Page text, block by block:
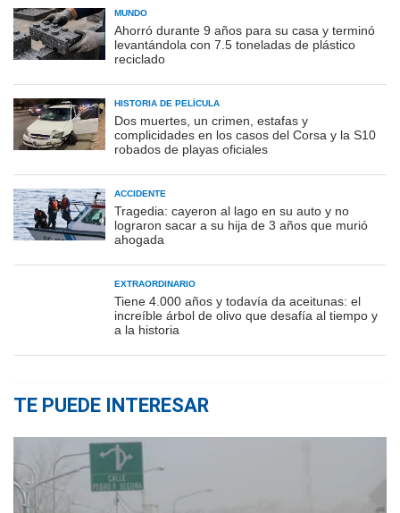
MUNDO
Ahorró durante 9 años para su casa y terminó
levantándola con 7.5 toneladas de plástico
reciclado
HISTORIA DE PELÍCULA
Dos muertes, un crimen, estafas y
complicidades en los casos del Corsa y la S10
robados de playas oficiales
ACCIDENTE
Tragedia: cayeron al lago en su auto y no
lograron sacar a su hija de 3 años que murió
ahogada
EXTRAORDINARIO
Tiene 4.000 años y todavía da aceitunas: el
increíble árbol de olivo que desafía al tiempo y
a la historia
TE PUEDE INTERESAR